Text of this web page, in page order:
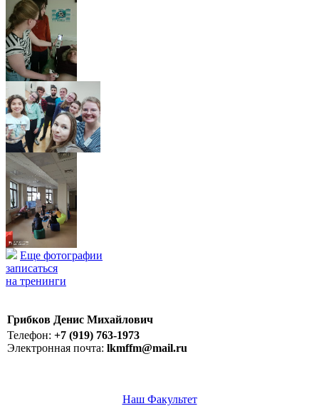
Еще фотографии
записаться
на тренинги
Грибков Денис Михайлович
Телефон: +7 (919) 763-1973
Электронная почта: lkmffm@mail.ru
Наш Факультет